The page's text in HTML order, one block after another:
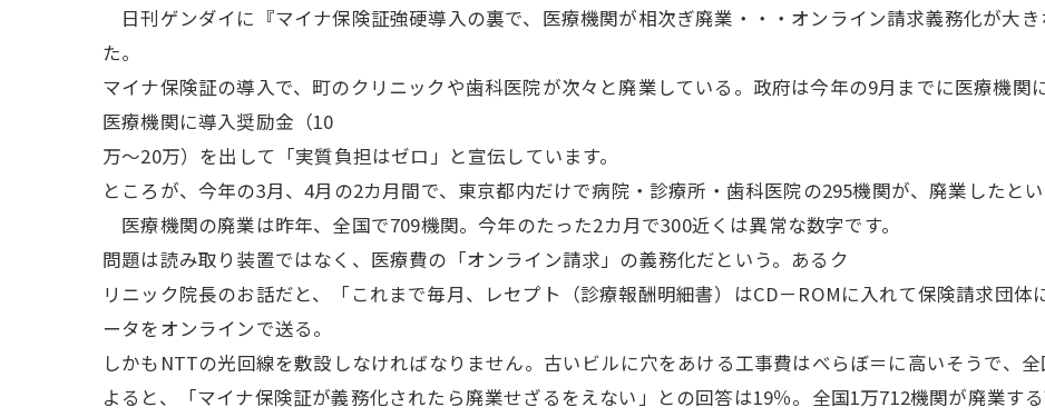
日刊ゲンダイに『マイナ保険証強硬導入の裏で、医療機関が相次ぎ廃業・・・オンライン請求義務化が大
た。
マイナ保険証の導入で、町のクリニックや歯科医院が次々と廃業している。政府は今年の9月までに医療機関
医療機関に導入奨励金（10
万～20万）を出して「実質負担はゼロ」と宣伝しています。
ところが、今年の3月、4月の2カ月間で、東京都内だけで病院・診療所・歯科医院の295機関が、廃業したとい
医療機関の廃業は昨年、全国で709機関。今年のたった2カ月で300近くは異常な数字です。
問題は読み取り装置ではなく、医療費の「オンライン請求」の義務化だという。あるク
リニック院長のお話だと、「これまで毎月、レセプト（診療報酬明細書）はCD－ROMに入れて保険請求団
ータをオンラインで送る。
しかもNTTの光回線を敷設しなければなりません。古いビルに穴をあける工事費はべらぼ＝に高いそうで、
よると、「マイナ保険証が義務化されたら廃業せざるをえない」との回答は19％。全国1万712機関が廃業す